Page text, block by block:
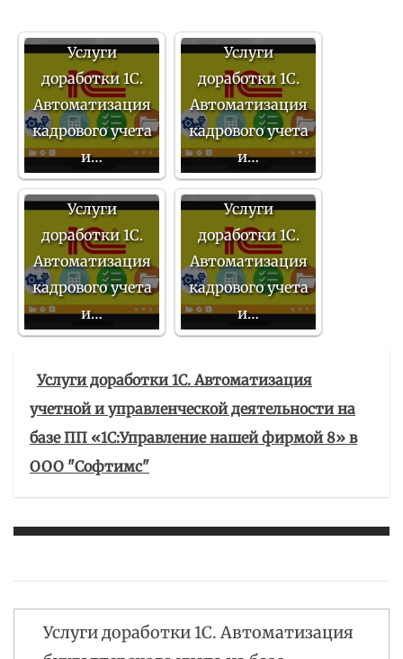
Услуги
доработки 1С.
Автоматизация
кадрового учета
и…
Услуги
доработки 1С.
Автоматизация
кадрового учета
и…
Услуги
доработки 1С.
Автоматизация
кадрового учета
и…
Услуги
доработки 1С.
Автоматизация
кадрового учета
и…
Услуги доработки 1С. Автоматизация
учетной и управленческой деятельности на
базе ПП «1С:Управление нашей фирмой 8» в
ООО "Софтимс"
Навигация
Услуги доработки 1С. Автоматизация